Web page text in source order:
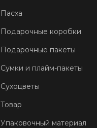
Пасха
Подарочные коробки
Подарочные пакеты
Сумки и плайм-пакеты
Сухоцветы
Товар
Упаковочный материал